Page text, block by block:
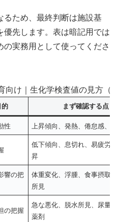
ため、最終判断は施設基
先します。表は暗記用では
実務用として使ってくださ
向け｜生化学検査値の見方（
まず確認する点
性 上昇傾向、発熱、倦怠感、
低下傾向、息切れ、易疲労
昇
響の把
体重変化、浮腫、食事摂取
所見
の把握
急な悪化、脱水所見、尿量
薬剤